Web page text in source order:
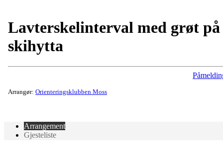
Lavterskelinterval med grøt på
skihytta
Arrangør: Orienteringsklubben Moss
Arrangement
Gjesteliste